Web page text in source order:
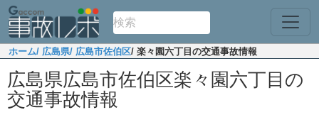
ホーム/ 広島県/ 広島市佐伯区/ 楽々園六丁目の交通事故情報
広島県広島市佐伯区楽々園六丁目の
交通事故情報